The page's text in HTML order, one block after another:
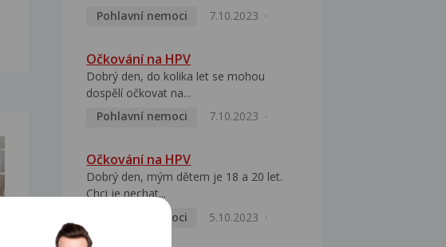
Pohlavní nemoci
7.10.2023
Očkování na HPV
Dobrý den, do kolika let se mohou
dospělí očkovat na...
Pohlavní nemoci
7.10.2023
Očkování na HPV
Dobrý den, mým dětem je 18 a 20 let.
Chci je nechat...
Pohlavní nemoci
5.10.2023